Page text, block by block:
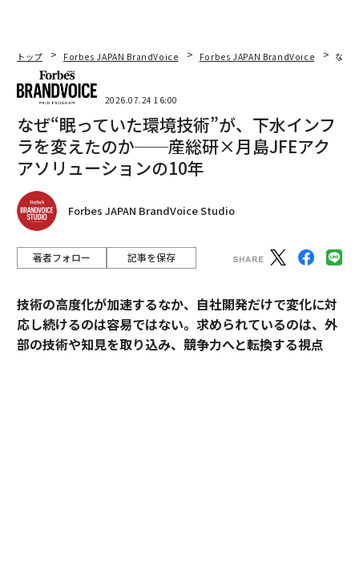
トップ Forbes JAPAN BrandVoice Forbes JAPAN BrandVoice なぜ
2026.07.24 16:00
なぜ“眠っていた環境技術”が、下水インフ
ラを変えたのか──産総研×月島JFEアク
アソリューションの10年
Forbes JAPAN BrandVoice Studio
著者フォロー 記事を保存
技術の高度化が加速するなか、自社開発だけで変化に対
応し続けるのは容易ではない。求められているのは、外
部の技術や知見を取り込み、競争力へと転換する視点